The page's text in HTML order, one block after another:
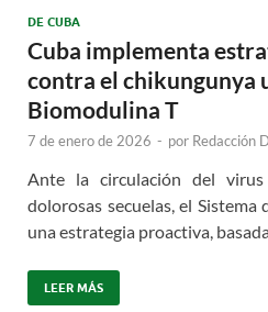
DE CUBA
Cuba implementa
contra el chikungunya
Biomodulina T
7 de enero de 2026 - por Redacción
Ante la circulación del
dolorosas secuelas, el Sistema
una estrategia proactiva,
LEER MÁS